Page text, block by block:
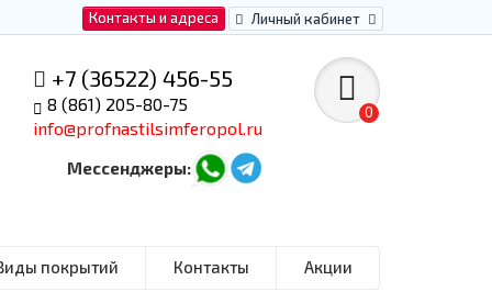
Контакты и адреса Личный кабинет
+7 (36522) 456-55
8 (861) 205-80-75
info@profnastilsimferopol.ru
Мессенджеры:
0
покрытий Контакты Акции